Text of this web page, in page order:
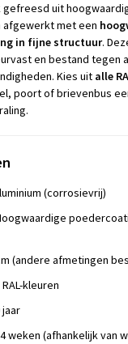
gefreesd uit
afgewerkt met een
in fijne structuur.
en bestand tegen
Kies uit alle
poort of brievenbus
(corrosievrij)
(andere afmetingen
kleuren
jaar
weken (afhankelijk van